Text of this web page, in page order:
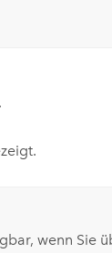
.
wenn Sie